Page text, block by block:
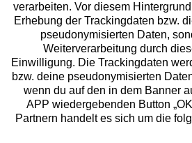
Beratung
Über uns
Rechtliches
verarbeiten. Vor diesem
Erhebung der Trackingdaten bzw.
pseudonymisierten Daten,
Weiterverarbeitung durch
Einwilligung. Die Trackingdaten
bzw. deine pseudonymisierten
wenn du auf den in dem Banner
APP wiedergebenden Button
Partnern handelt es sich um die